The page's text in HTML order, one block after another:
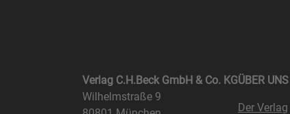
Verlag C.H.Beck GmbH & Co. KG
Wilhelmstraße 9
ÜBER UNS
Der Verlag